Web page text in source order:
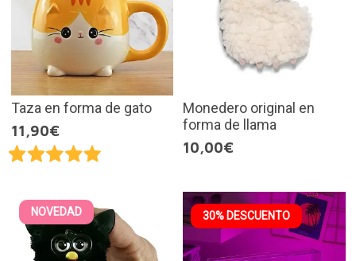
Taza en forma de gato
11,90€
Monedero original en
forma de llama
10,00€
NOVEDAD 30% DESCUENTO